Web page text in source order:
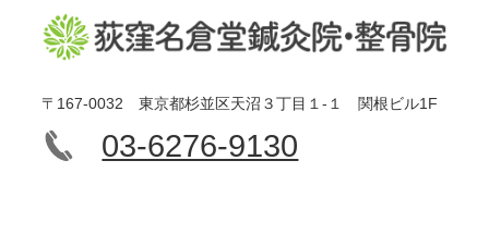
〒167-0032 東京都杉並区天沼３丁目１-１ 関根ビル1F
03-6276-9130